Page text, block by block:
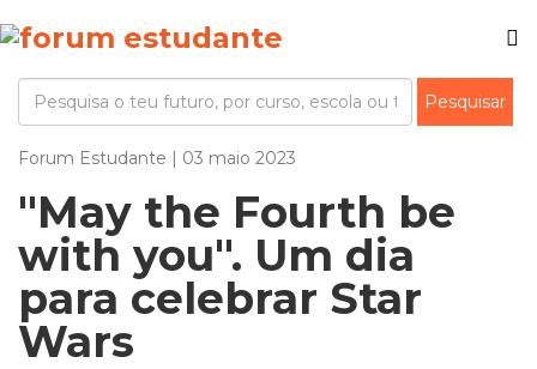
Forum Estudante | 03 maio 2023
"May the Fourth be
with you". Um dia
para celebrar Star
Wars